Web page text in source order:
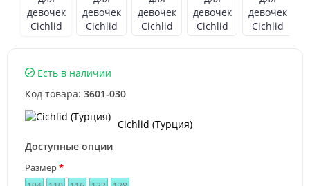
Есть в наличии
Код товара: 3601-030
Cichlid (Турция)
Доступные опции
Размер